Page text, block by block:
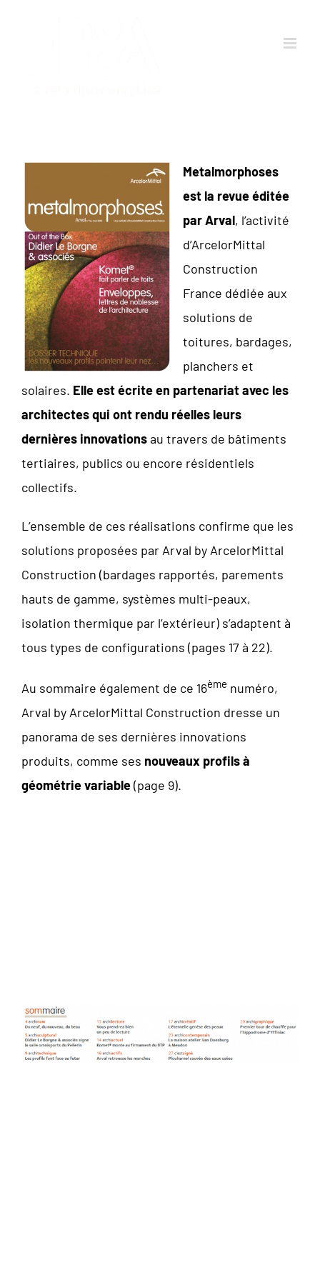
Metalmorphoses
est la revue éditée
par Arval, l’activité
d’ArcelorMittal
Construction
France dédiée aux
solutions de
toitures, bardages,
planchers et
solaires. Elle est écrite en partenariat avec les
architectes qui ont rendu réelles leurs
dernières innovationsau travers de bâtiments
tertiaires, publics ou encore résidentiels
collectifs.
L’ensemble de ces réalisations confirme que les
solutions proposées par Arval by ArcelorMittal
Construction (bardages rapportés, parements
hauts de gamme, systèmes multi-peaux,
isolation thermique par l’extérieur) s’adaptent à
tous types de configurations (pages 17 à 22).
Au sommaire également de ce 16ème numéro,
Arval by ArcelorMittal Construction dresse un
panorama de ses dernières innovations
produits, comme ses nouveaux profils à
géométrie variable(page 9).